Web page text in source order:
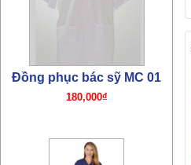
Đồng phục bác sỹ TN07